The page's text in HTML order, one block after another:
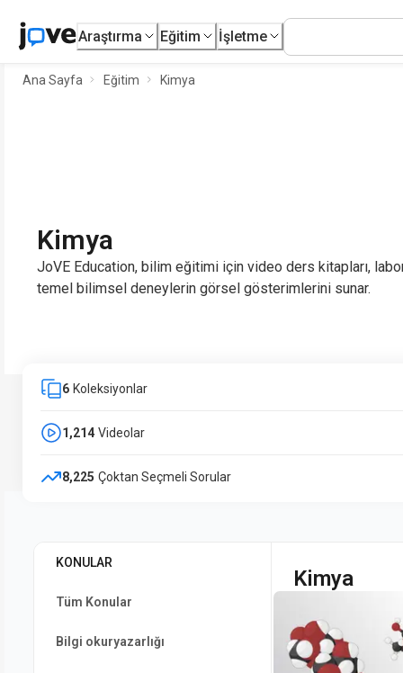
Araştırma Eğitim İşletme
Ana Sayfa Eğitim Kimya
Kimya
JoVE Education, bilim eğitimi için video ders kitapları,
temel bilimsel deneylerin görsel gösterimlerini sunar.
6 Koleksiyonlar
1,214 Videolar
8,225 Çoktan Seçmeli Sorular
KONULAR
Tüm Konular
Bilgi okuryazarlığı
Kimya